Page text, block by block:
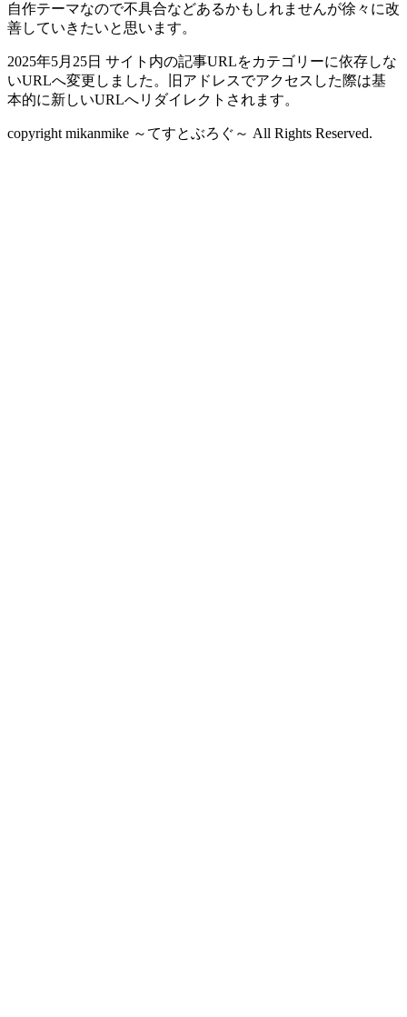
自作テーマなので不具合などあるかもしれませんが徐々に改
善していきたいと思います。
2025年5月25日 サイト内の記事URLをカテゴリーに依存しな
いURLへ変更しました。旧アドレスでアクセスした際は基
本的に新しいURLへリダイレクトされます。
copyright mikanmike ～てすとぶろぐ～ All Rights Reserved.